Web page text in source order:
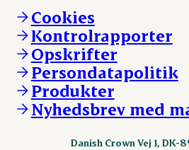
Vores resultater
Vores lokationer
Kontakt
Andelsejere - kreatur
Danishcrownprofessional.com
DAT-Schaub.com
ESS-FOOD.com
Fonden Dansk Gastronomi
KLS.se
nordicspoor.com
Scanhide.dk
Cookies
Kontrolrapporter
Opskrifter
Persondatapolitik
Produkter
Nyhedsbrev med
Danish Crown Vej 1, DK-